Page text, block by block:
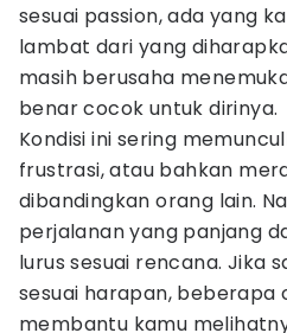
sesuai passion, ada yang
lambat dari yang
masih berusaha
benar cocok untuk dirinya.
Kondisi ini sering
frustrasi, atau bahkan
dibandingkan orang lain.
perjalanan yang panjang
lurus sesuai rencana. Jika
sesuai harapan,
membantu kamu